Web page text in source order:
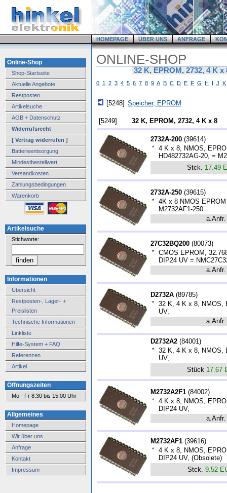
HOMEPAGE ÜBER UNS ANFRAGE
Online-Shop
Shop-Startseite
Aktuelle Angebote
Restposten
Artikelsuche
AGB + Datenschutz
Widerrufsrecht
[ Vertrag widerrufen ]
Batterieentsorgung
Mindestbestellwert
Versandkosten
Zahlungsbedingungen
Warenkorb
Artikelsuche
Stichworte:
Informationen
Übersicht
Restposten-, Lager- +
Preislisten
Technische Informationen
Linkliste
Hilfe-System + FAQ
Referenzen
Artikel
Öffnungszeiten
Mo - Fr 8:30 bis 15:00 Uhr
Allgemeines
Homepage
Wir über uns
Anfrage
Kontakt
Impressum
ONLINE-SHOP
32 K, EPROM, 2732, 4 K x
0 1 2 3 4 5 6 7 8 9 A B C D E F G H I J K
[5248] Speicher, EPROM
[5249] 32 K, EPROM, 2732, 4 K x 8
2732A-200 (39614)
*
4 K x 8, NMOS,
HD482732AG-20, =
Stck. 17.49
2732A-250 (39615)
*
4K x 8 NMOS
M2732AF1-250
a.Anfr.
27C32BQ200 (80073)
*
CMOS EPROM,
DIP24 UV =
a.Anfr.
D2732A (89785)
*
32 K, 4 K x 8, NMOS,
UV,
a.Anfr.
D2732A2 (84001)
*
32 K, 4 K x 8, NMOS,
UV,
Stück 17.67
M2732A2F1 (84002)
*
4 K x 8, NMOS,
DIP24 UV,
a.Anfr.
M2732AF1 (39616)
*
4 K x 8, NMOS,
DIP24 UV, (Obsolete)
Stck. 9.52